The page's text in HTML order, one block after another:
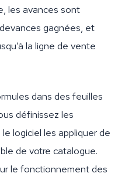
les avances sont
gagnées, et
la ligne de vente
dans des feuilles
définissez les
logiciel les appliquer de
de votre catalogue.
le fonctionnement des